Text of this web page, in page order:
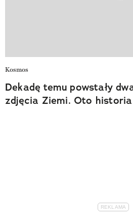
Kosmos
Dekadę temu powstały
zdjęcia Ziemi. Oto